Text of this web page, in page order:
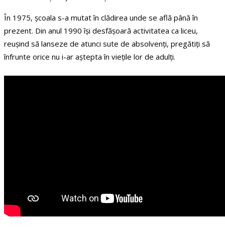
În 1975, școala s-a mutat în clădirea unde se află până în
prezent. Din anul 1990 își desfășoară activitatea ca liceu,
reușind să lanseze de atunci sute de absolvenți, pregătiți să
înfrunte orice nu i-ar aștepta în viețile lor de adulți.